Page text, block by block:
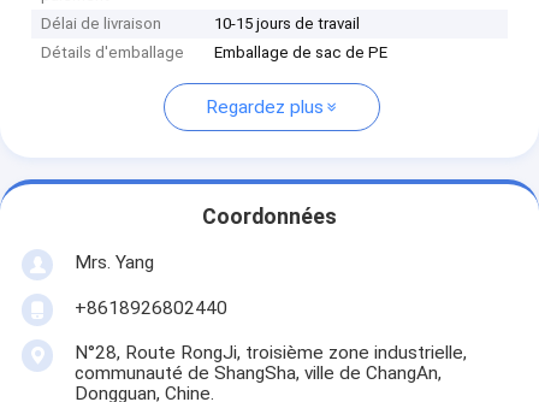
Délai de livraison
10-15 jours de travail
Détails d'emballage
Emballage de sac de PE
Regardez plus
Coordonnées
Mrs. Yang
+8618926802440
N°28, Route RongJi, troisième zone industrielle,
communauté de ShangSha, ville de ChangAn,
Dongguan, Chine.